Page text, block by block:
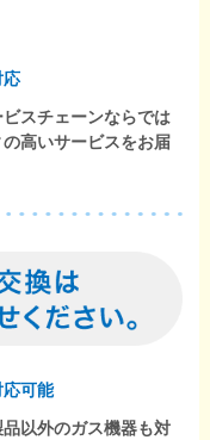
応
スチェーンならでは
高いサービスをお届
可能
以外のガス機器も対